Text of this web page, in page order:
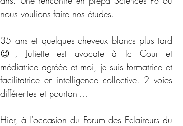
nous voulions faire nos études.
35 ans et quelques cheveux blancs plus tard
😉, Juliette est avocate à la Cour et
médiatrice agréée et moi, je suis formatrice et
facilitatrice en intelligence collective. 2 voies
différentes et pourtant…
Hier, à l’occasion du Forum des Eclaireurs du